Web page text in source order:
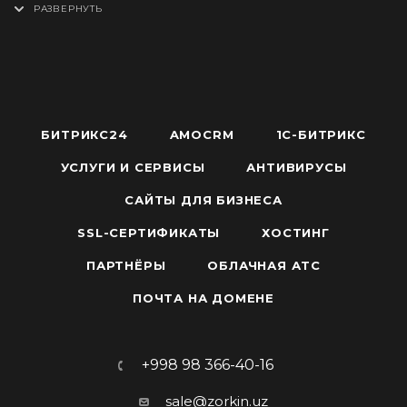
вредоносных действиях — с детализацией и
переплачивали и не рисковали.
которую используют лидеры рынка.
воспользуйтесь онлайн-чатом или
БИТРИКС24 AMOCRM 1С-БИТРИКС
УСЛУГИ И СЕРВИСЫ АНТИВИРУСЫ
САЙТЫ ДЛЯ БИЗНЕСА
SSL-СЕРТИФИКАТЫ ХОСТИНГ
ПАРТНЁРЫ ОБЛАЧНАЯ АТС
ПОЧТА НА ДОМЕНЕ
+998 98 366-40-16
sale@zorkin.uz